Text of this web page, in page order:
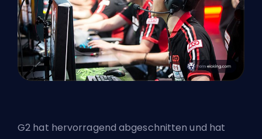
G2 hat hervorragend abgeschnitten und hat